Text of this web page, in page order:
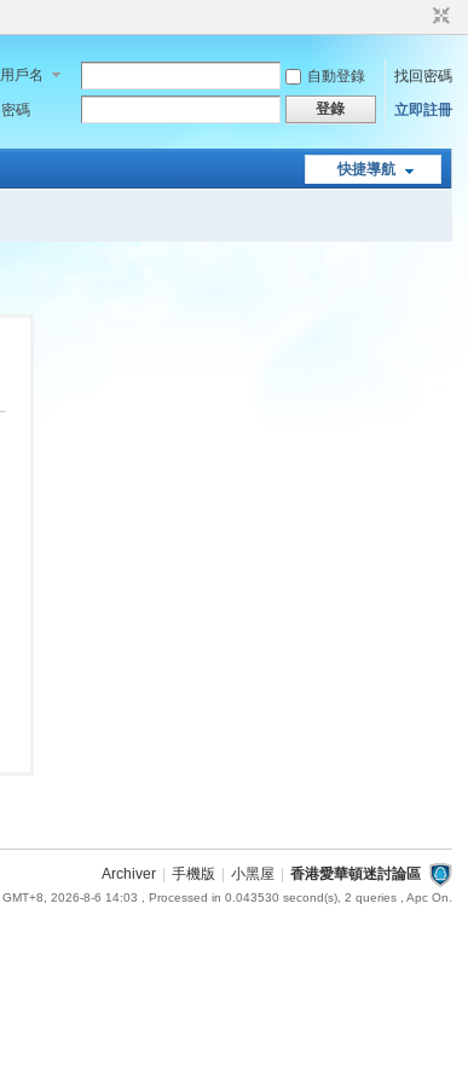
用戶名 自動登錄
找回密碼
密碼
登錄 立即註冊
快捷導航
Archiver 手機版 小黑屋 香港愛華頓迷討論區
GMT+8, 2026-8-6 14:03 , Processed in 0.043530 second(s), 2 queries , Apc On.